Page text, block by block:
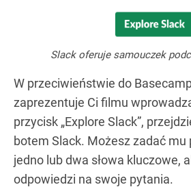
Slack oferuje samouczek
W przeciwieństwie do
zaprezentuje Ci filmu
przycisk „Explore Slack”,
botem Slack. Możesz zadać
jedno lub dwa słowa kluczowe,
odpowiedzi na swoje pytania.